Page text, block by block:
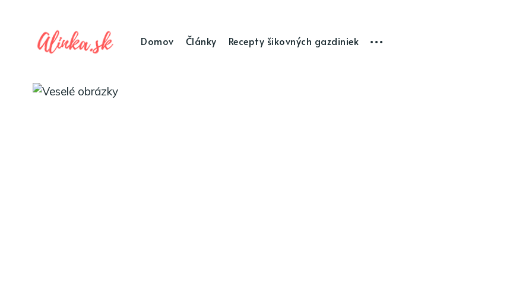
Domov Články Recepty šikovných gazdiniek